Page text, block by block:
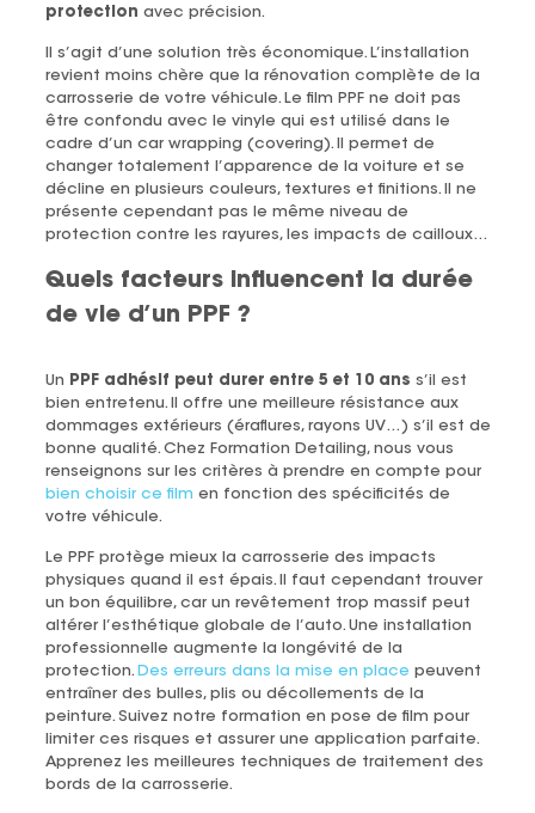
protection avec précision.
Il s’agit d’une solution très économique. L’installation
revient moins chère que la rénovation complète de la
carrosserie de votre véhicule. Le film PPF ne doit pas
être confondu avec le vinyle qui est utilisé dans le
cadre d’un car wrapping (covering). Il permet de
changer totalement l’apparence de la voiture et se
décline en plusieurs couleurs, textures et finitions. Il ne
présente cependant pas le même niveau de
protection contre les rayures, les impacts de cailloux…
Quels facteurs influencent la durée
de vie d’un PPF ?
Un PPF adhésif peut durer entre 5 et 10 ans s’il est
bien entretenu. Il offre une meilleure résistance aux
dommages extérieurs (éraflures, rayons UV…) s’il est de
bonne qualité. Chez Formation Detailing, nous vous
renseignons sur les critères à prendre en compte pour
bien choisir ce film en fonction des spécificités de
votre véhicule.
Le PPF protège mieux la carrosserie des impacts
physiques quand il est épais. Il faut cependant trouver
un bon équilibre, car un revêtement trop massif peut
altérer l’esthétique globale de l’auto. Une installation
professionnelle augmente la longévité de la
protection. Des erreurs dans la mise en place peuvent
entraîner des bulles, plis ou décollements de la
peinture. Suivez notre formation en pose de film pour
limiter ces risques et assurer une application parfaite.
Apprenez les meilleures techniques de traitement des
bords de la carrosserie.